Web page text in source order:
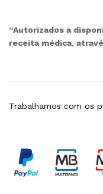
“Autorizados a
receita médica,
Trabalhamos com os